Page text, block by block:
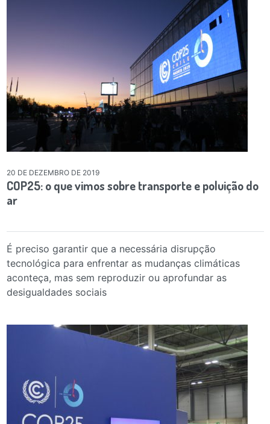
20 DE DEZEMBRO DE 2019
COP25: o que vimos sobre transporte e poluição do
ar
É preciso garantir que a necessária disrupção
tecnológica para enfrentar as mudanças climáticas
aconteça, mas sem reproduzir ou aprofundar as
desigualdades sociais